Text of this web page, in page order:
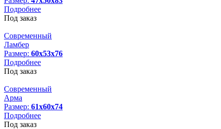
Подробнее
Под заказ
Современный
Ламбер
Размер: 60х53х76
Подробнее
Под заказ
Современный
Арма
Размер: 61х60х74
Подробнее
Под заказ